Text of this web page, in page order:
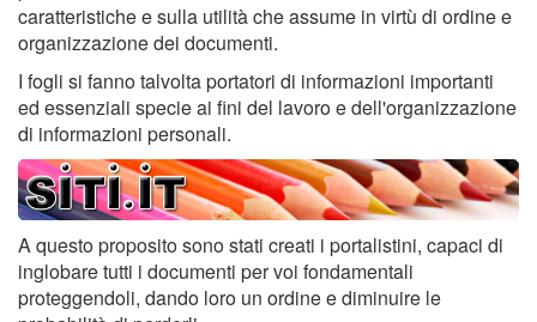
caratteristiche e sulla utilità che assume in virtù di ordine e
organizzazione dei documenti.
I fogli si fanno talvolta portatori di informazioni importanti
ed essenziali specie ai fini del lavoro e dell'organizzazione
di informazioni personali.
A questo proposito sono stati creati i portalistini, capaci di
inglobare tutti i documenti per voi fondamentali
proteggendoli, dando loro un ordine e diminuire le